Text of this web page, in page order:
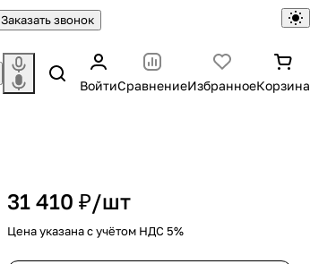
Заказать звонок
ВойтиСравнениеИзбранноеКорзина
31 410 ₽/шт
Цена указана с учётом НДС 5%